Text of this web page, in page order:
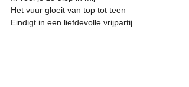
Het vuur gloeit van top tot teen
Eindigt in een liefdevolle vrijpartij